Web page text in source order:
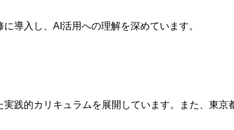
導入し、AI活用への理解を深めています。
践的カリキュラムを展開しています。また、東